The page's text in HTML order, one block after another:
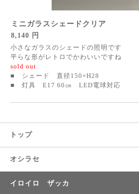
ミニガラスシェードクリア
8,140 円
小さなガラスのシェードの照明です
平らな形がレトロでかわいいですね
sold out
■ シェード 直径150×H28
■ 灯具 E17 60㎝ LED電球対応
トップ
オシラセ
イロイロ ザッカ